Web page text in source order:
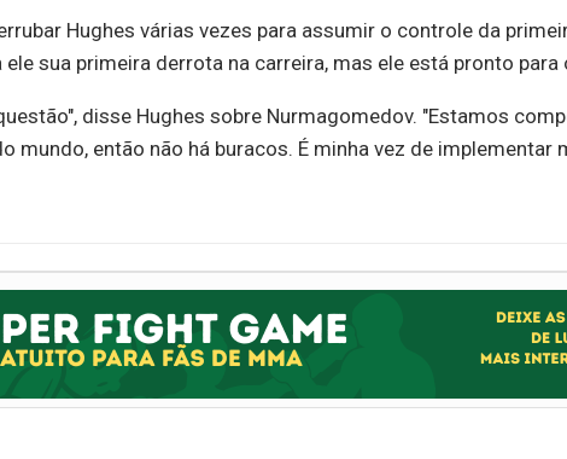
Hughes várias vezes para assumir o controle da
sua primeira derrota na carreira, mas ele está pronto para
disse Hughes sobre Nurmagomedov. "Estamos
mundo, então não há buracos. É minha vez de